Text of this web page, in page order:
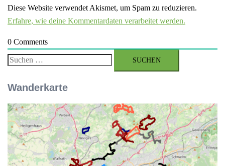
Diese Website verwendet Akismet, um Spam zu reduzieren.
Erfahre, wie deine Kommentardaten verarbeitet werden.
0 Comments
Suchen
Wanderkarte